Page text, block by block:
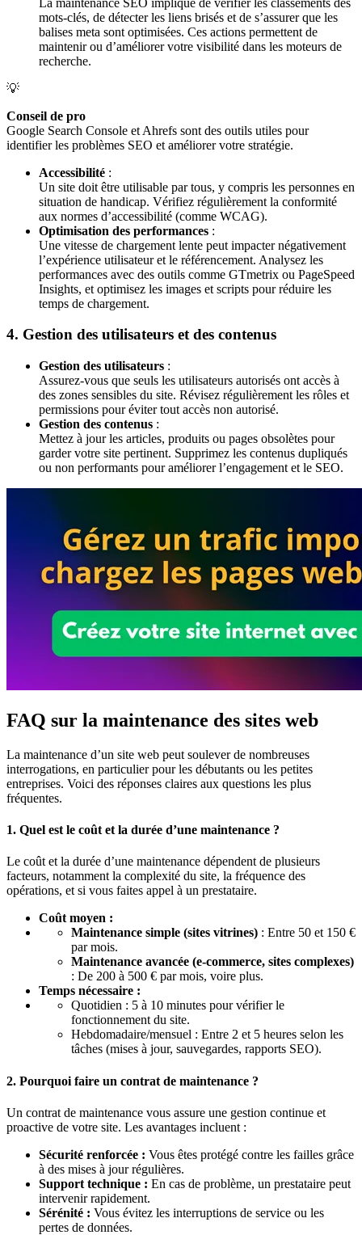
mots-clés, de détecter les liens brisés et de s’assurer que les
balises meta sont optimisées. Ces actions permettent de
maintenir ou d’améliorer votre visibilité dans les moteurs de
recherche.
💡
Conseil de pro
Google Search Console et Ahrefs sont des outils utiles pour
identifier les problèmes SEO et améliorer votre stratégie.
Accessibilité :
Un site doit être utilisable par tous, y compris les personnes en
situation de handicap. Vérifiez régulièrement la conformité
aux normes d’accessibilité (comme WCAG).
Optimisation des performances :
Une vitesse de chargement lente peut impacter négativement
l’expérience utilisateur et le référencement. Analysez les
performances avec des outils comme GTmetrix ou PageSpeed
Insights, et optimisez les images et scripts pour réduire les
temps de chargement.
4. Gestion des utilisateurs et des contenus
Gestion des utilisateurs :
Assurez-vous que seuls les utilisateurs autorisés ont accès à
des zones sensibles du site. Révisez régulièrement les rôles et
permissions pour éviter tout accès non autorisé.
Gestion des contenus :
Mettez à jour les articles, produits ou pages obsolètes pour
garder votre site pertinent. Supprimez les contenus dupliqués
ou non performants pour améliorer l’engagement et le SEO.
FAQ sur la maintenance des sites web
La maintenance d’un site web peut soulever de nombreuses
interrogations, en particulier pour les débutants ou les petites
entreprises. Voici des réponses claires aux questions les plus
fréquentes.
1. Quel est le coût et la durée d’une maintenance ?
Le coût et la durée d’une maintenance dépendent de plusieurs
facteurs, notamment la complexité du site, la fréquence des
opérations, et si vous faites appel à un prestataire.
Coût moyen :
Maintenance simple (sites vitrines) : Entre 50 et 150 €
par mois.
Maintenance avancée (e-commerce, sites complexes)
: De 200 à 500 € par mois, voire plus.
Temps nécessaire :
Quotidien : 5 à 10 minutes pour vérifier le
fonctionnement du site.
Hebdomadaire/mensuel : Entre 2 et 5 heures selon les
tâches (mises à jour, sauvegardes, rapports SEO).
2. Pourquoi faire un contrat de maintenance ?
Un contrat de maintenance vous assure une gestion continue et
proactive de votre site. Les avantages incluent :
Sécurité renforcée : Vous êtes protégé contre les failles grâce
à des mises à jour régulières.
Support technique : En cas de problème, un prestataire peut
intervenir rapidement.
Sérénité : Vous évitez les interruptions de service ou les
pertes de données.